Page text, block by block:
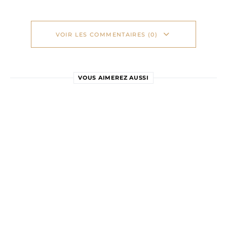
VOIR LES COMMENTAIRES (0)
VOUS AIMEREZ AUSSI